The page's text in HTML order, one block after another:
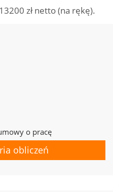
zł netto (na rękę).
o pracę
obliczeń